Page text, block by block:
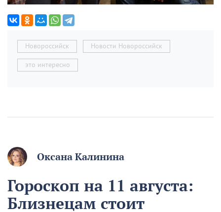
Новороссийск Новости Новороссийск
это интересно
Оксана Калинина
Гороскоп на 11 августа:
Близнецам стоит